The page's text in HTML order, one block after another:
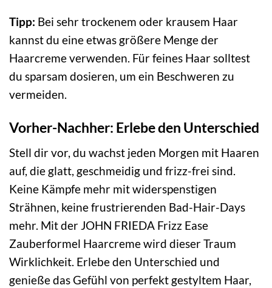
Tipp: Bei sehr trockenem oder krausem Haar
kannst du eine etwas größere Menge der
Haarcreme verwenden. Für feines Haar solltest
du sparsam dosieren, um ein Beschweren zu
vermeiden.
Vorher-Nachher: Erlebe den Unterschied
Stell dir vor, du wachst jeden Morgen mit Haaren
auf, die glatt, geschmeidig und frizz-frei sind.
Keine Kämpfe mehr mit widerspenstigen
Strähnen, keine frustrierenden Bad-Hair-Days
mehr. Mit der JOHN FRIEDA Frizz Ease
Zauberformel Haarcreme wird dieser Traum
Wirklichkeit. Erlebe den Unterschied und
genieße das Gefühl von perfekt gestyltem Haar,